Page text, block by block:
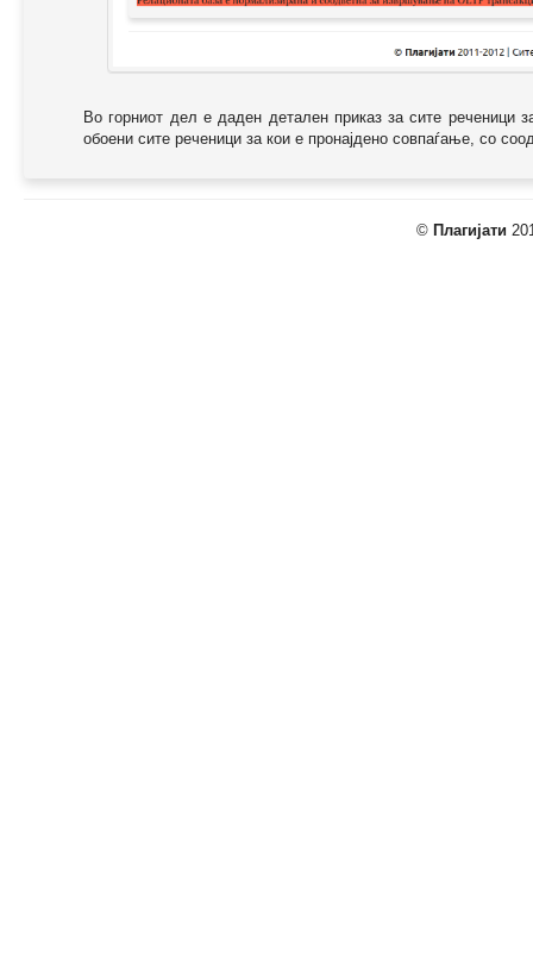
Во горниот дел е даден детален приказ за сите реченици
обоени сите реченици за кои е пронајдено совпаѓање, со
© Плагијати